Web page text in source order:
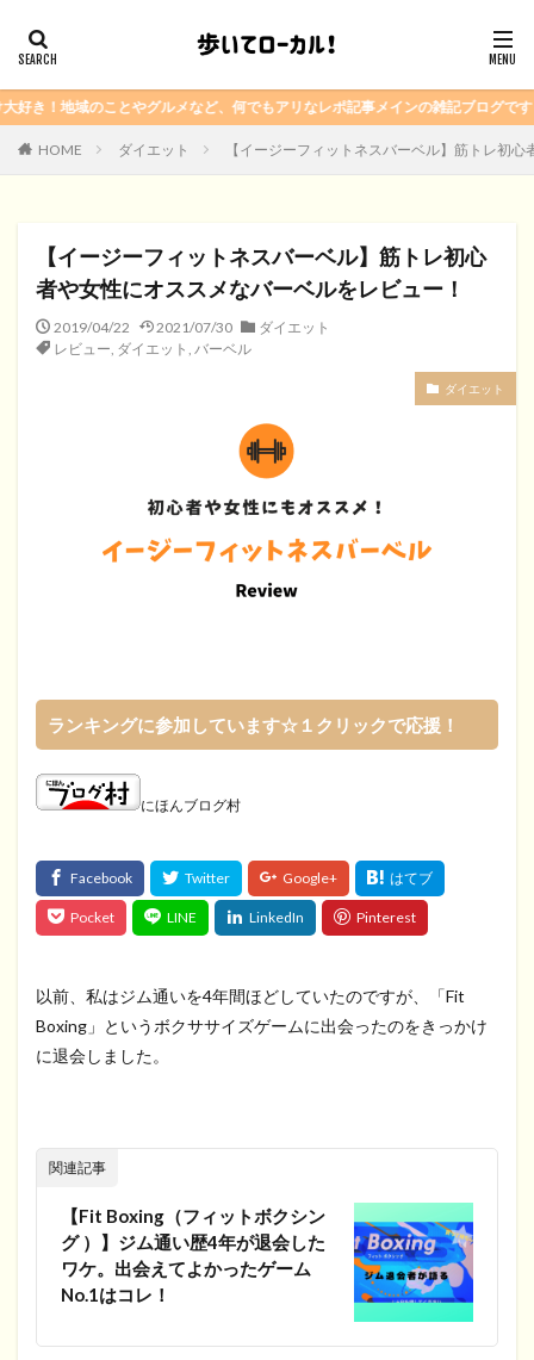
やグルメなど、何でもアリなレポ記事メインの雑記ブログです！
HOME ダイエット 【イージーフィットネスバーベル】筋トレ初
【イージーフィットネスバーベル】筋トレ初心
者や女性にオススメなバーベルをレビュー！
2019/04/22 2021/07/30
ダイエット
レビュー, ダイエット , バーベル
ダイエット
ランキングに参加しています☆１クリックで応援！
にほんブログ村
以前、私はジム通いを4年間ほどしていたのですが、「Fit
Boxing」というボクササイズゲームに出会ったのをきっかけ
に退会しました。
関連記事
【Fit Boxing（フィットボクシン
グ ）】ジム通い歴4年が退会した
ワケ。出会えてよかったゲーム
No.1はコレ！